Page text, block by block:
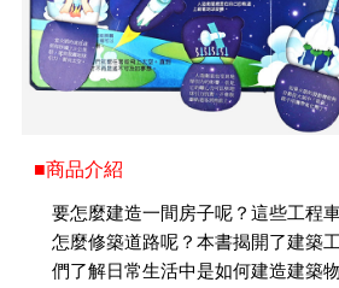
■商品介紹
要怎麼建造一間房子呢？這些工程
怎麼修築道路呢？本書揭開了建築
們了解日常生活中是如何建造建築